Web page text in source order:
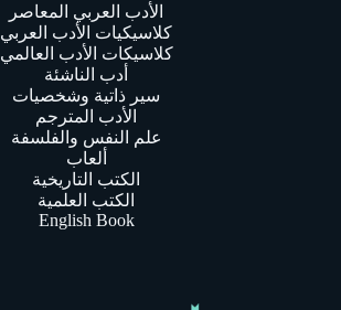
الأدب العربي المعاصر
كلاسيكيات الأدب العربي
كلاسيكات الأدب العالمي
أدب الناشئة
سير ذاتية وشخصيات
الأدب المترجم
علم النفس والفلسفة
ألعاب
الكتب التاريخية
الكتب العلمية
English Book